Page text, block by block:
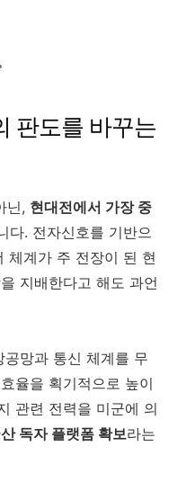
판도를 바꾸는
닌, 현대전에서 가장 중
다. 전자신호를 기반으
체계가 주 전장이 된 현
지배한다고 해도 과언
망과 통신 체계를 무
율을 획기적으로 높이
관련 전력을 미군에 의
독자 플랫폼 확보라는